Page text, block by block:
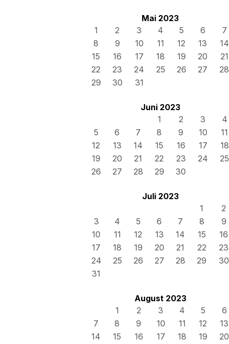
Mai 2023
1
2 3 4 5 6
7
8
9 10 11 12 13
14
15
16 17 18 19 20
21
22
23 24 25 26 27
28
29
30 31
Juni 2023
1
2 3
4
5
6 7 8 9 10
11
12
13 14 15 16 17
18
19
20 21 22 23 24
25
26
27 28 29 30
Juli 2023
1
2
3
4 5 6 7 8
9
10
11 12 13 14 15
16
17
18 19 20 21 22
23
24
25 26 27 28 29
30
31
August 2023
1
2 3 4 5
6
7
8 9 10 11 12
13
14
15 16 17 18 19
20